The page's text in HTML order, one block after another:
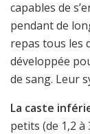
capables de
pendant de
repas tous les
développée
de sang. Leur
La caste
petits (de 1,2